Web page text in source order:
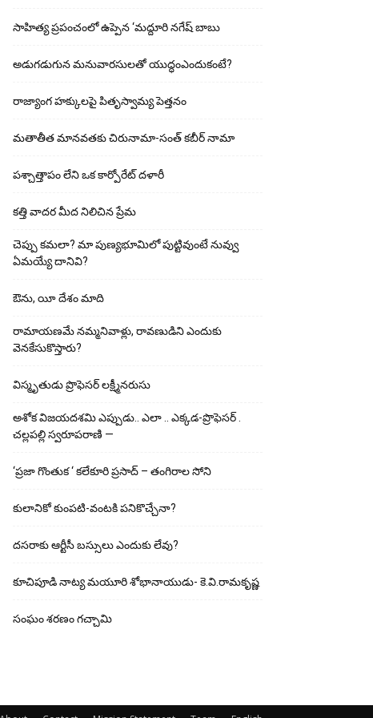
సాహిత్య ప్రపంచంలో ఉప్పెన ‘మద్దూరి నగేష్ బాబు
అడుగ‌డుగున మ‌నువార‌సుల‌తో యుద్ధంఎందుకంటే?
రాజ్యాంగ హక్కులపై పితృస్వామ్య పెత్తనం
మతాతీత మానవతకు చిరునామా-సంత్ కబీర్ నామా
పశ్చాత్తాపం లేని ఒక కార్పోరేట్ దళారీ
కత్తి వాదర మీద నిలిచిన ప్రేమ
చెప్పు క‌మ‌లా? మా పుణ్యభూమిలో పుట్టివుంటే నువ్వు
ఏమయ్యే దానివి?
ఔను, యీ దేశం మాది
రామాయణమే నమ్మనివాళ్లు, రావణుడిని ఎందుకు
వెనకేసుకొస్తారు?
విస్మృతుడు ప్రొఫెసర్ లక్ష్మీనరుసు
అశోక విజ‌య‌ద‌శ‌మి ఎప్పుడు.. ఎలా .. ఎక్క‌డ‌-ప్రొఫెసర్ .
చల్లపల్లి స్వరూపరాణి —
‘ప్రజా గొంతుక ‘ కలేకూరి ప్రసాద్ – తంగిరాల సోని
కులానికో కుంప‌టి-వంట‌కి ప‌నికొచ్చేనా?
ద‌స‌రాకు ఆర్టీసీ బ‌స్సులు ఎందుకు లేవు?
కూచిపూడి నాట్య మ‌యూరి శోభానాయుడు- కె.వి.రామకృష్ణ
సంఘం శరణం గచ్చామి